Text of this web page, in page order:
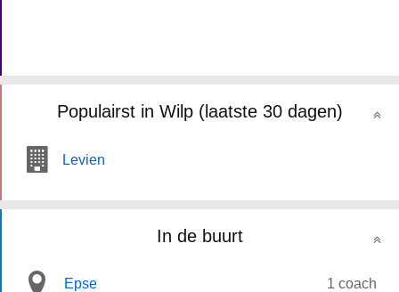
Populairst in Wilp (laatste 30 dagen)
Levien
In de buurt
Epse 1 coach